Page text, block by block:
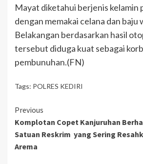
Mayat diketahui berjenis kelamin
dengan memakai celana dan baju
Belakangan berdasarkan hasil
tersebut diduga kuat sebagai
pembunuhan.(FN)
Tags: POLRES KEDIRI
Previous
Komplotan Copet Kanjuruhan
Satuan Reskrim yang Sering
Arema